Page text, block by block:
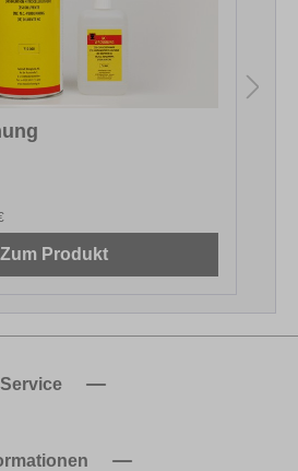
Zum Produkt
Service